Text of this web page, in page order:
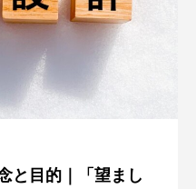
と目的｜「望まし